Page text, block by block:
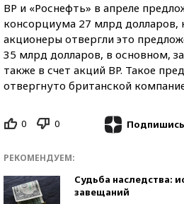
BP и «Роснефть» в апреле
консорциума 27 млрд долларов,
акционеры отвергли это
35 млрд долларов, в основном,
также в счет акций BP. Такое
отвергнуто британской
0 0 Подпишись
РЕКОМЕНДУЕМ:
Судьба наследства:
завещаний